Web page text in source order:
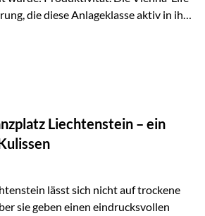
die diese Anlageklasse aktiv in ihre
Thema Produktivität setzen? Die
verändern die Spielregeln für
adressiert genau diese
wirtschaftliches Wachstum
entsteht, also
Unternehmen, mehr…
Liechtenstein – ein
lässt sich nicht auf trockene
sie geben einen eindrucksvollen